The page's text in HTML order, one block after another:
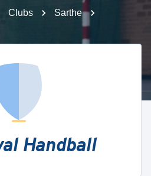
Clubs
Sarthe
Handball